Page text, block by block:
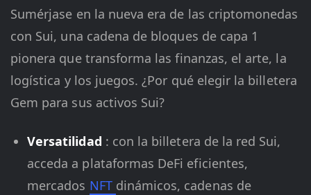
Sumérjase en la nueva era de las criptomonedas
con Sui, una cadena de bloques de capa 1
pionera que transforma las finanzas, el arte, la
logística y los juegos. ¿Por qué elegir la billetera
Gem para sus activos Sui?
Versatilidad : con la billetera de la red Sui,
acceda a plataformas DeFi eficientes,
mercados NFT dinámicos, cadenas de